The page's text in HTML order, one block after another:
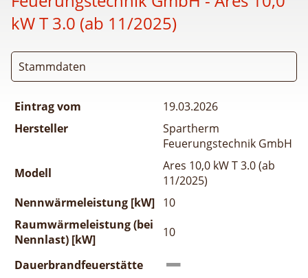
kW T 3.0 (ab 11/2025)
Stammdaten
Eintrag vom
19.03.2026
Hersteller
Spartherm
Feuerungstechnik GmbH
Modell
Ares 10,0 kW T 3.0 (ab
11/2025)
Nennwärmeleistung [kW] 10
Raumwärmeleistung (bei
Nennlast) [kW]
10
Dauerbrandfeuerstätte